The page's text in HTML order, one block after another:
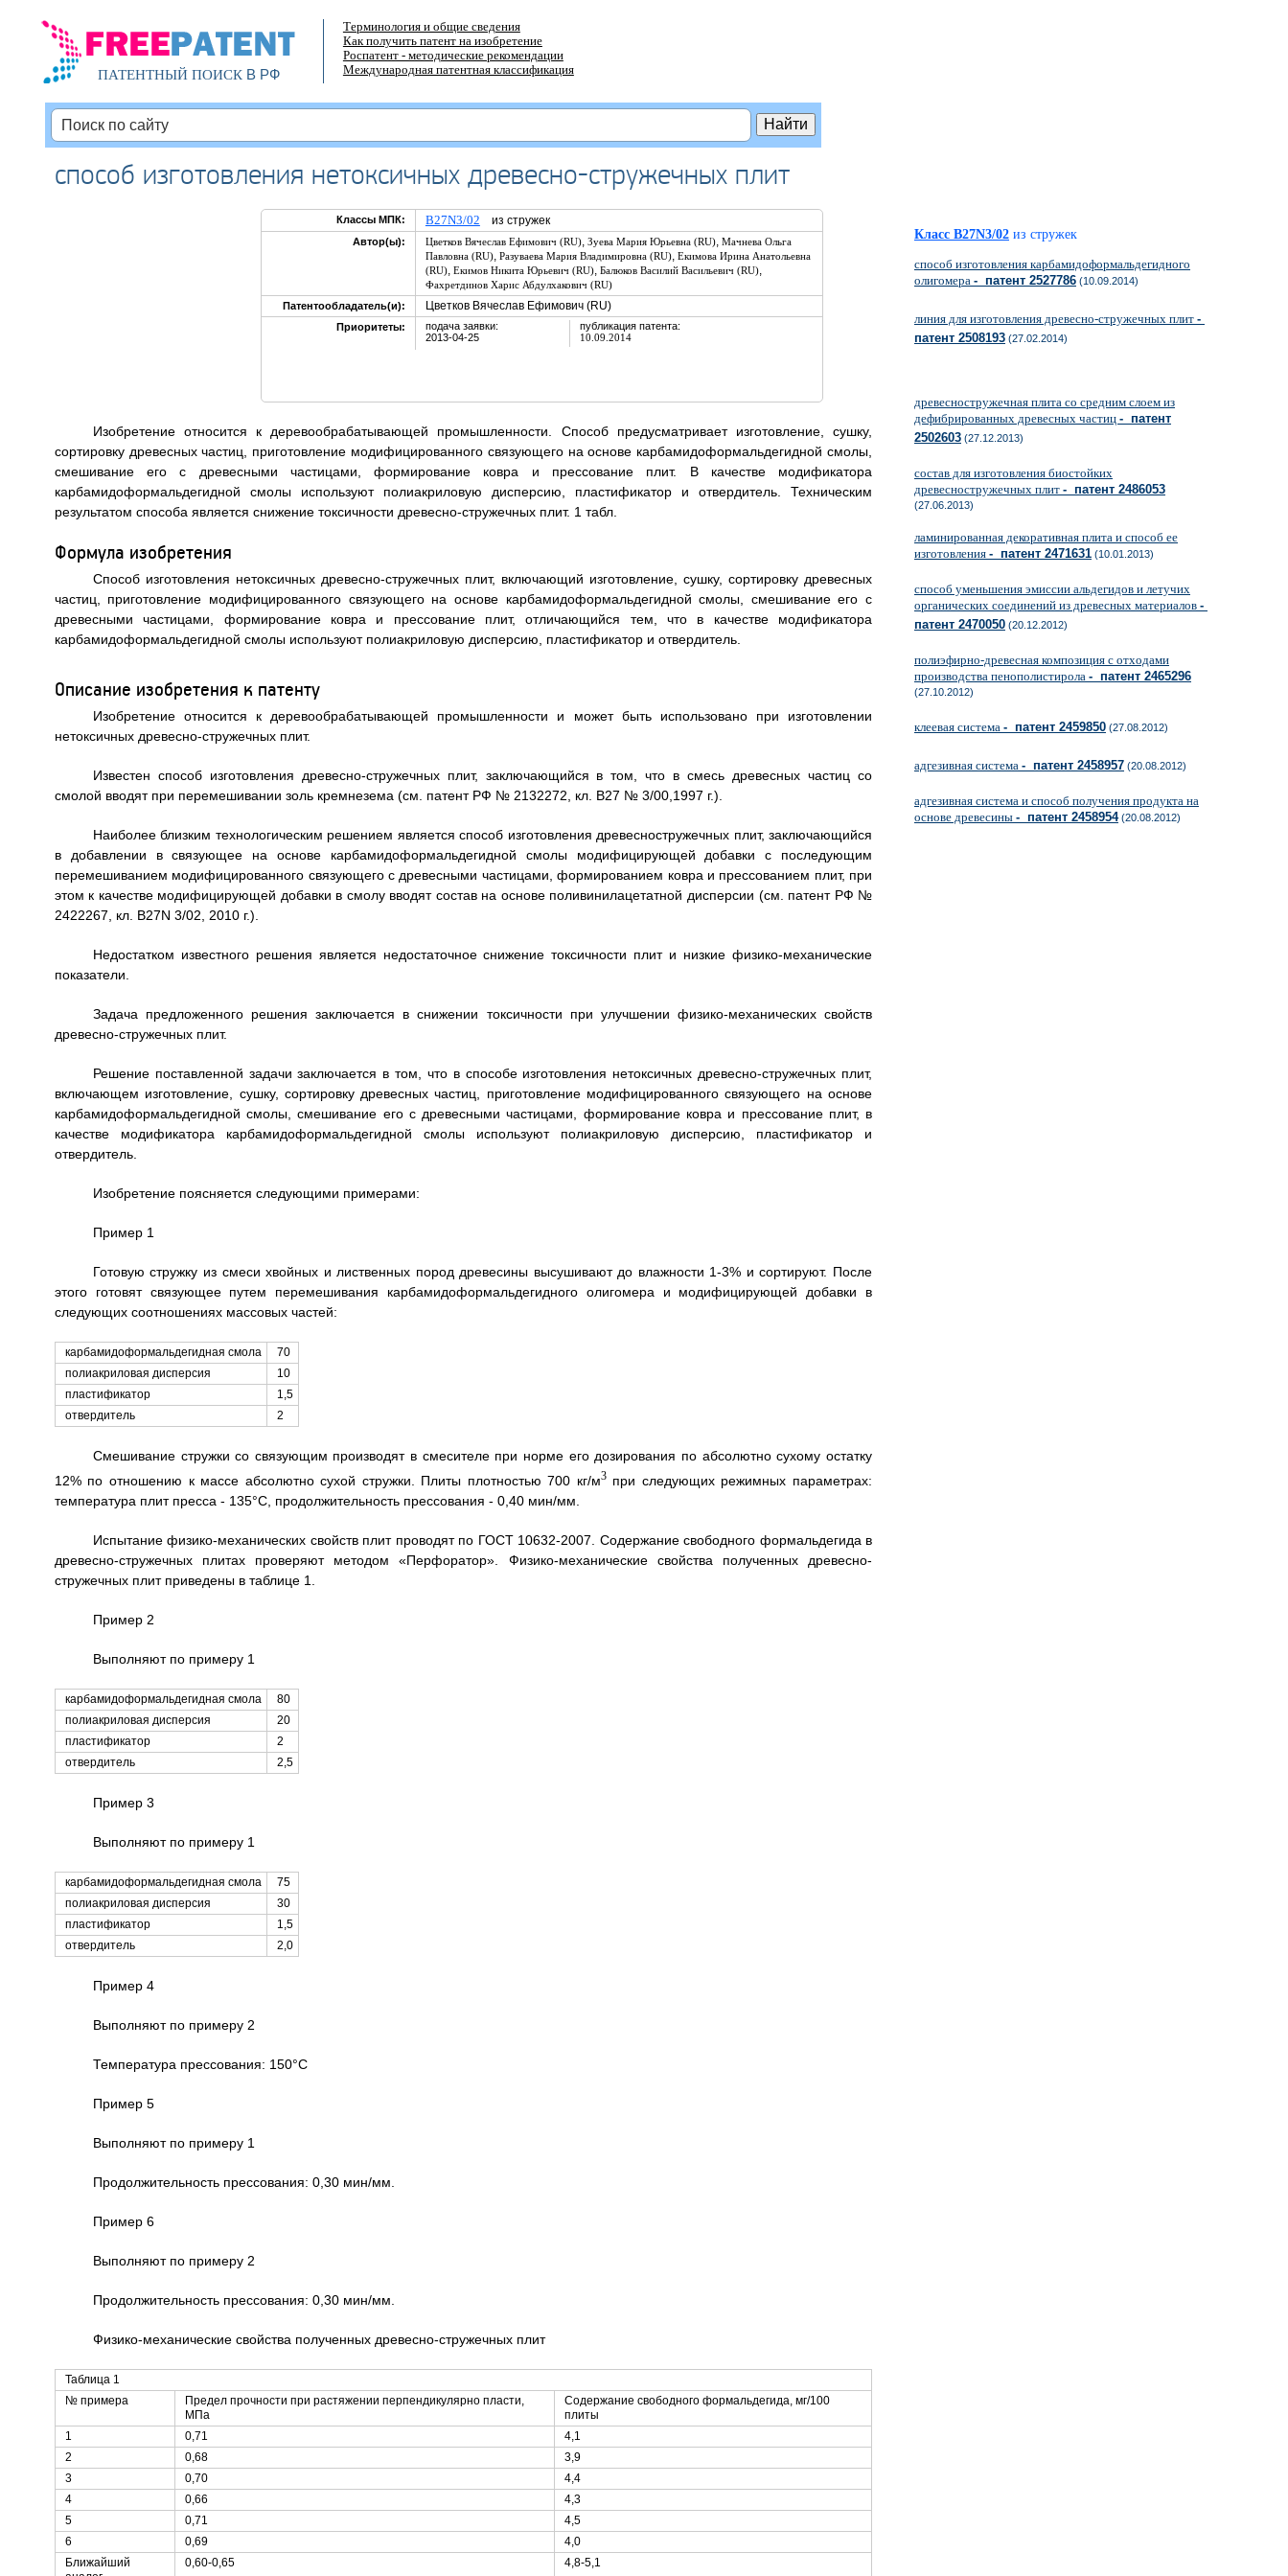
ПАТЕНТНЫЙ ПОИСКВ РФ
Терминология и общие сведения
Как получить патент на изобретение
Роспатент - методические рекомендации
Международная патентная классификация
способ изготовления нетоксичных древесно-стружечных плит
Классы МПК: B27N3/02 из стружек
Автор(ы): Цветков Вячеслав Ефимович (RU), Зуева Мария Юрьевна (RU), Мачнева Ольга
Павловна (RU), Разуваева Мария Владимировна (RU), Екимова Ирина Анатольевна
(RU), Екимов Никита Юрьевич (RU), Балюков Василий Васильевич (RU),
Фахретдинов Харис Абдулхакович (RU)
Патентообладатель(и):
Цветков Вячеслав Ефимович (RU)
Приоритеты:
подача заявки:
2013-04-25
публикация патента:
10.09.2014
Изобретение относится к деревообрабатывающей промышленности. Способ предусматривает изготовление, сушку,
сортировку древесных частиц, приготовление модифицированного связующего на основе карбамидоформальдегидной смолы,
смешивание его с древесными частицами, формирование ковра и прессование плит. В качестве модификатора
карбамидоформальдегидной смолы используют полиакриловую дисперсию, пластификатор и отвердитель. Техническим
результатом способа является снижение токсичности древесно-стружечных плит. 1 табл.
Формула изобретения
Способ изготовления нетоксичных древесно-стружечных плит, включающий изготовление, сушку, сортировку древесных
частиц, приготовление модифицированного связующего на основе карбамидоформальдегидной смолы, смешивание его с
древесными частицами, формирование ковра и прессование плит, отличающийся тем, что в качестве модификатора
карбамидоформальдегидной смолы используют полиакриловую дисперсию, пластификатор и отвердитель.
Описание изобретения к патенту
Изобретение относится к деревообрабатывающей промышленности и может быть использовано при изготовлении
нетоксичных древесно-стружечных плит.
Известен способ изготовления древесно-стружечных плит, заключающийся в том, что в смесь древесных частиц со
смолой вводят при перемешивании золь кремнезема (см. патент РФ № 2132272, кл. B27 № 3/00,1997 г.).
Наиболее близким технологическим решением является способ изготовления древесностружечных плит, заключающийся
в добавлении в связующее на основе карбамидоформальдегидной смолы модифицирующей добавки с последующим
перемешиванием модифицированного связующего с древесными частицами, формированием ковра и прессованием плит, при
этом к качестве модифицирующей добавки в смолу вводят состав на основе поливинилацетатной дисперсии (см. патент РФ №
2422267, кл. B27N 3/02, 2010 г.).
Недостатком известного решения является недостаточное снижение токсичности плит и низкие физико-механические
показатели.
Задача предложенного решения заключается в снижении токсичности при улучшении физико-механических свойств
древесно-стружечных плит.
Решение поставленной задачи заключается в том, что в способе изготовления нетоксичных древесно-стружечных плит,
включающем изготовление, сушку, сортировку древесных частиц, приготовление модифицированного связующего на основе
карбамидоформальдегидной смолы, смешивание его с древесными частицами, формирование ковра и прессование плит, в
качестве модификатора карбамидоформальдегидной смолы используют полиакриловую дисперсию, пластификатор и
отвердитель.
Изобретение поясняется следующими примерами:
Пример 1
Готовую стружку из смеси хвойных и лиственных пород древесины высушивают до влажности 1-3% и сортируют. После
этого готовят связующее путем перемешивания карбамидоформальдегидного олигомера и модифицирующей добавки в
следующих соотношениях массовых частей:
карбамидоформальдегидная смола
70
полиакриловая дисперсия
10
пластификатор
1,5
отвердитель
2
Смешивание стружки со связующим производят в смесителе при норме его дозирования по абсолютно сухому остатку
12% по отношению к массе абсолютно сухой стружки. Плиты плотностью 700 кг/м3при следующих режимных параметрах:
температура плит пресса - 135°С, продолжительность прессования - 0,40 мин/мм.
Испытание физико-механических свойств плит проводят по ГОСТ 10632-2007. Содержание свободного формальдегида в
древесно-стружечных плитах проверяют методом «Перфоратор». Физико-механические свойства полученных древесно-
стружечных плит приведены в таблице 1.
Пример 2
Выполняют по примеру 1
карбамидоформальдегидная смола
80
полиакриловая дисперсия
20
пластификатор
2
отвердитель
2,5
Пример 3
Выполняют по примеру 1
карбамидоформальдегидная смола
75
полиакриловая дисперсия
30
пластификатор
1,5
отвердитель
2,0
Пример 4
Выполняют по примеру 2
Температура прессования: 150°C
Пример 5
Выполняют по примеру 1
Продолжительность прессования: 0,30 мин/мм.
Пример 6
Выполняют по примеру 2
Продолжительность прессования: 0,30 мин/мм.
Физико-механические свойства полученных древесно-стружечных плит
Таблица 1
№ примера
Предел прочности при растяжении перпендикулярно пласти,
МПа
Содержание свободного формальдегида, мг/100
плиты
1
0,71
4,1
2
0,68
3,9
3
0,70
4,4
4
0,66
4,3
5
0,71
4,5
6
0,69
4,0
Ближайший
0,60-0,65 4,8-5,1
Класс B27N3/02 из стружек
способ изготовления карбамидоформальдегидного
олигомера - патент 2527786 (10.09.2014)
линия для изготовления древесно-стружечных плит -
патент 2508193 (27.02.2014)
древесностружечная плита со средним слоем из
дефибрированных древесных частиц - патент
2502603 (27.12.2013)
состав для изготовления биостойких
древесностружечных плит - патент 2486053
(27.06.2013)
ламинированная декоративная плита и способ ее
изготовления - патент 2471631 (10.01.2013)
способ уменьшения эмиссии альдегидов и летучих
органических соединений из древесных материалов -
патент 2470050 (20.12.2012)
полиэфирно-древесная композиция с отходами
производства пенополистирола - патент 2465296
(27.10.2012)
клеевая система - патент 2459850 (27.08.2012)
адгезивная система - патент 2458957 (20.08.2012)
адгезивная система и способ получения продукта на
основе древесины - патент 2458954(20.08.2012)